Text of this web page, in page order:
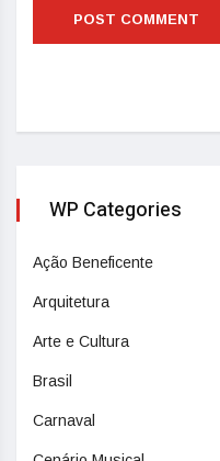
WP Categories
Ação Beneficente
Arquitetura
Arte e Cultura
Brasil
Carnaval